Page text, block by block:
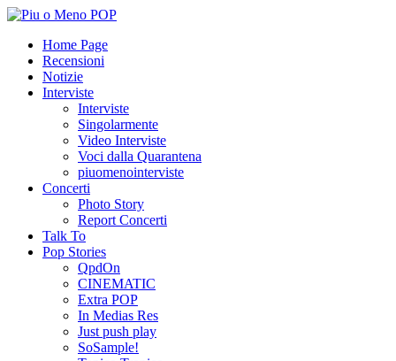
Home Page
Recensioni
Notizie
Interviste
Interviste
Singolarmente
Video Interviste
Voci dalla Quarantena
piuomenointerviste
Concerti
Photo Story
Report Concerti
Talk To
Pop Stories
QpdOn
CINEMATIC
Extra POP
In Medias Res
Just push play
SoSample!